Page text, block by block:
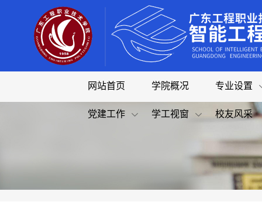
网站首页 学院概况 专业设置
党建工作 学工视窗 校友风采